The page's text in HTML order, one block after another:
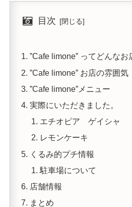
目次
”Cafe limone” ってどんなお
”Cafe limone” お店の雰囲気
”Cafe limone”メニュー
実際にいただきました。
エチオピア ゲイシャ
レモンケーキ
くるみ的プチ情報
駐車場について
店舗情報
まとめ